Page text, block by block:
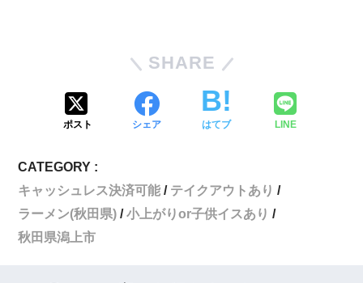
SHARE
ポスト シェア はてブ LINE
CATEGORY :
キャッシュレス決済可能
テイクアウトあり
ラーメン(秋田県)
小上がりor子供イスあり
秋田県潟上市